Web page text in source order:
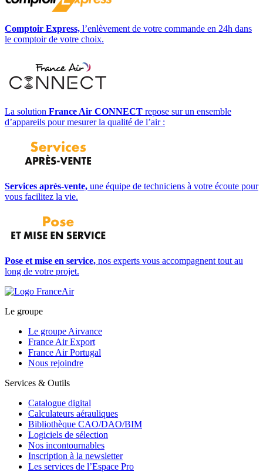
Comptoir Express, l’enlèvement de votre commande en 24h dans
le comptoir de votre choix.
La solution France Air CONNECT repose sur un ensemble
d’appareils pour mesurer la qualité de l’air :
Services après-vente, une équipe de techniciens à votre écoute pour
vous facilitez la vie.
Pose et mise en service, nos experts vous accompagnent tout au
long de votre projet.
Le groupe
Le groupe Airvance
France Air Export
France Air Portugal
Nous rejoindre
Services & Outils
Catalogue digital
Calculateurs aérauliques
Bibliothèque CAO/DAO/BIM
Logiciels de sélection
Nos incontournables
Inscription à la newsletter
Les services de l’Espace Pro